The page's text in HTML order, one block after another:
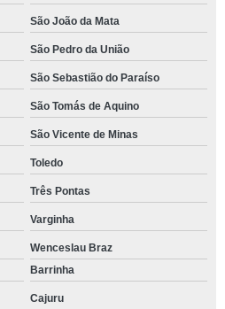
São João da Mata
São Pedro da União
São Sebastião do Paraíso
São Tomás de Aquino
São Vicente de Minas
Toledo
Três Pontas
Varginha
Wenceslau Braz
Barrinha
Cajuru